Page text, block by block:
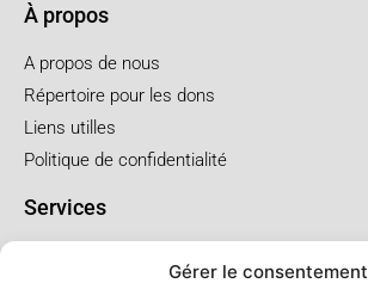
Gérer le consentement
À propos
A propos de nous
Répertoire pour les dons
Liens utilles
Politique de confidentialité
Services